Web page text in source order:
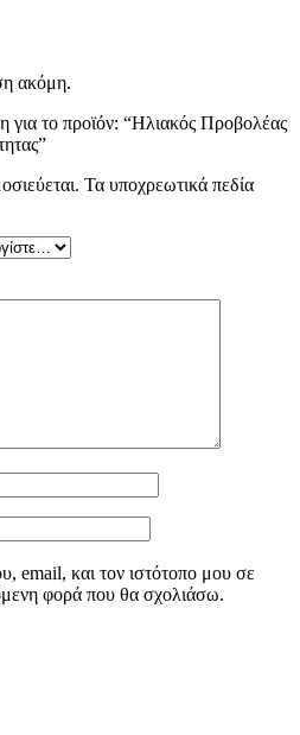
ακόμη.
για το προϊόν: “Ηλιακός Προβολέας
Τα υποχρεωτικά πεδία
email, και τον ιστότοπο μου σε
φορά που θα σχολιάσω.